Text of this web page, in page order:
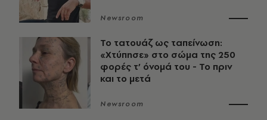
Newsroom
Το τατουάζ ως ταπείνωση:
«Χτύπησε» στο σώμα της 250
φορές τ’ όνομά του - Το πριν
και το μετά
Newsroom